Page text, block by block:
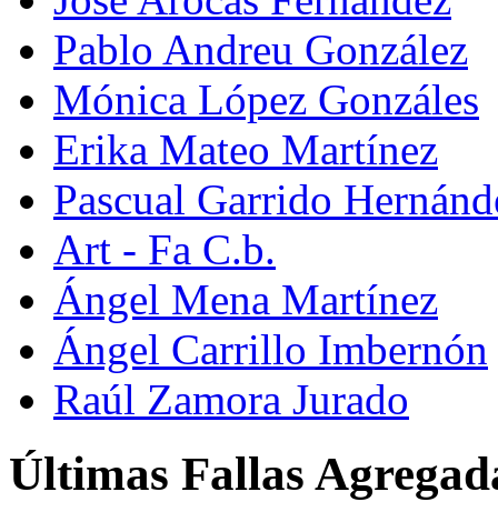
Pablo Andreu González
Mónica López Gonzáles
Erika Mateo Martínez
Pascual Garrido
Art - Fa C.b.
Ángel Mena Martínez
Ángel Carrillo Imbernón
Raúl Zamora Jurado
Últimas Fallas